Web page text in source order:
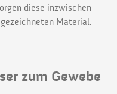
diese inzwischen
Material.
zum Gewebe